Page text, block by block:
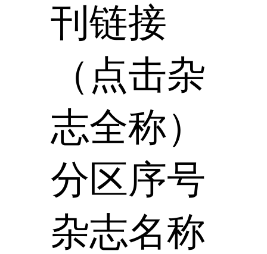
刊链接
（点击杂
志全称）
分区序号
杂志名称